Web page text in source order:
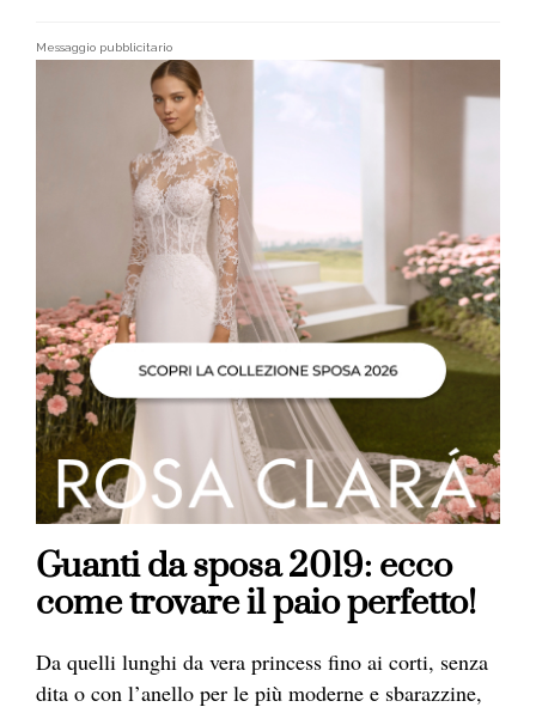
Messaggio pubblicitario
Guanti da sposa 2019: ecco
come trovare il paio perfetto!
Da quelli lunghi da vera princess fino ai corti, senza
dita o con l’anello per le più moderne e sbarazzine,